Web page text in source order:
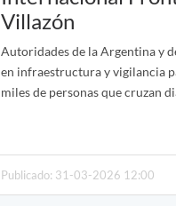
Villazón
Autoridades de la Argentina y
en infraestructura y vigilancia
miles de personas que cruzan
Publicado: 31-03-2026 12:00